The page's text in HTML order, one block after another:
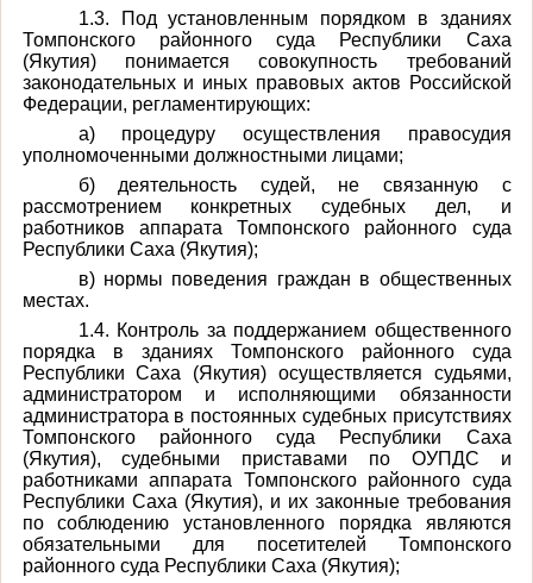
1.3. Под установленным порядком в зданиях
Томпонского районного суда Республики Саха
(Якутия) понимается совокупность требований
законодательных и иных правовых актов Российской
Федерации, регламентирующих:
а) процедуру осуществления правосудия
уполномоченными должностными лицами;
б) деятельность судей, не связанную с
рассмотрением конкретных судебных дел, и
работников аппарата Томпонского районного суда
Республики Саха (Якутия);
в) нормы поведения граждан в общественных
местах.
1.4. Контроль за поддержанием общественного
порядка в зданиях Томпонского районного суда
Республики Саха (Якутия) осуществляется судьями,
администратором и исполняющими обязанности
администратора в постоянных судебных присутствиях
Томпонского районного суда Республики Саха
(Якутия), судебными приставами по ОУПДС и
работниками аппарата Томпонского районного суда
Республики Саха (Якутия), и их законные требования
по соблюдению установленного порядка являются
обязательными для посетителей Томпонского
районного суда Республики Саха (Якутия);